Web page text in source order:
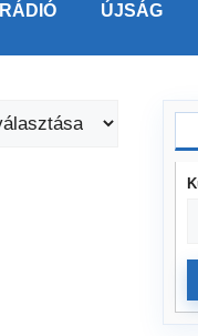
RÁDIÓ ÚJSÁG